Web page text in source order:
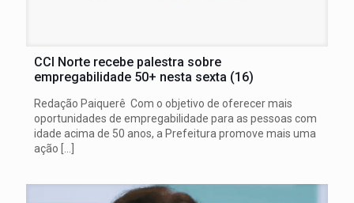
CCI Norte recebe palestra sobre
empregabilidade 50+ nesta sexta (16)
Redação Paiquerê Com o objetivo de oferecer mais
oportunidades de empregabilidade para as pessoas com
idade acima de 50 anos, a Prefeitura promove mais uma
ação